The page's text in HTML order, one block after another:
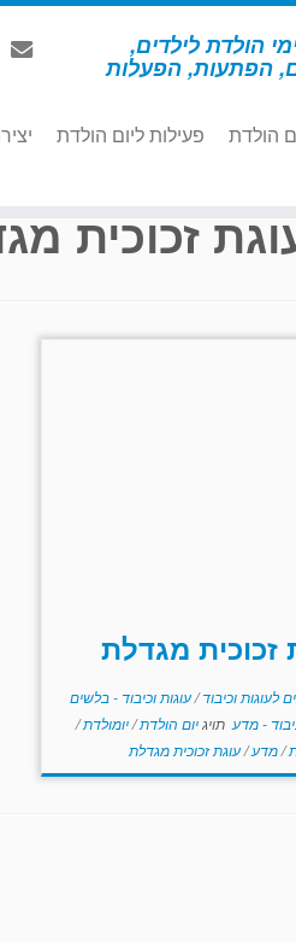
הולדת לילדים,
הפתעות, הפעלות
הולדת פעילות ליום הולדת
זכוכית
זכוכית מגדלת
לעוגות וכיבוד/עוגות וכיבוד - בלשים
- מדע תויגיום הולדת/יומולדת/
/מדע/עוגת זכוכית מגדלת